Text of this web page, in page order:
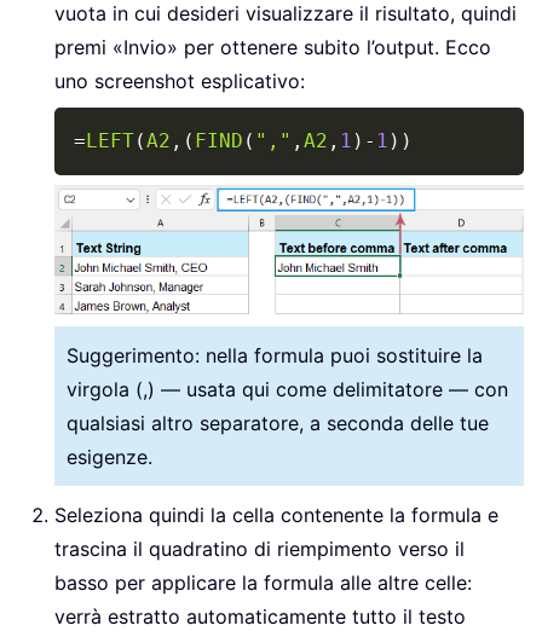
vuota in cui desideri visualizzare il risultato, quindi
premi «Invio» per ottenere subito l’output. Ecco
uno screenshot esplicativo:
= LEFT(A2 , ( FIND ( "," , A2 , 1 ) - 1 ) )
Suggerimento: nella formula puoi sostituire la
virgola (,) — usata qui come delimitatore — con
qualsiasi altro separatore, a seconda delle tue
esigenze.
Seleziona quindi la cella contenente la formula e
trascina il quadratino di riempimento verso il
basso per applicare la formula alle altre celle:
verrà estratto automaticamente tutto il testo